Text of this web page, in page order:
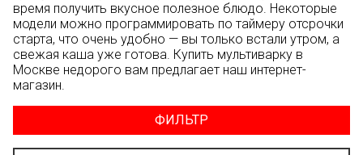
время получить вкусное полезное блюдо. Некоторые
модели можно программировать по таймеру отсрочки
старта, что очень удобно — вы только встали утром, а
свежая каша уже готова. Купить мультиварку в
Москве недорого вам предлагает наш интернет-
магазин.
ФИЛЬТР